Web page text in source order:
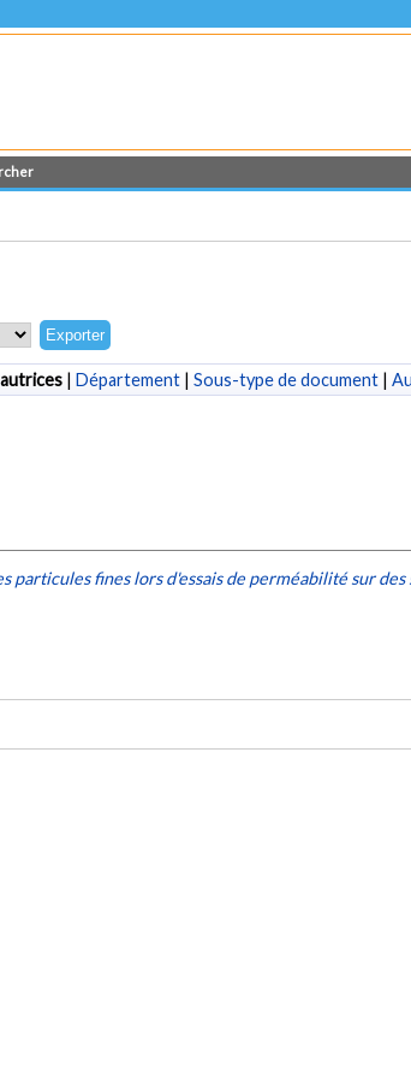
| Département| Sous-type de document|
particules fines lors d'essais de perméabilité sur des